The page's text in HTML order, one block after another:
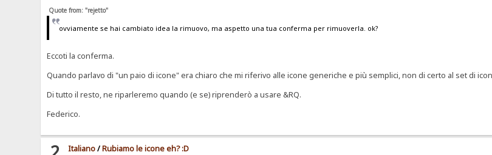
Quote from: "rejetto"
ovviamente se hai cambiato idea la rimuovo, ma aspetto una tua conferma per rimuoverla. ok?
Eccoti la conferma.
Quando parlavo di "un paio di icone" era chiaro che mi riferivo alle icone generiche e più semplici, non di certo al set di
Di tutto il resto, ne riparleremo quando (e se) riprenderò a usare &RQ.
Federico.
Italiano/Rubiamo le icone eh? :D